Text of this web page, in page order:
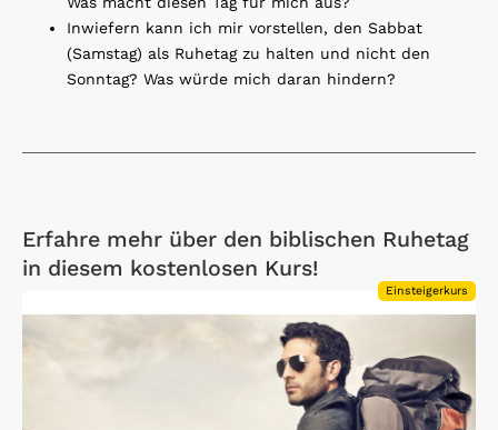
Inwiefern kann ich mir vorstellen, den Sabbat
(Samstag) als Ruhetag zu halten und nicht den
Sonntag? Was würde mich daran hindern?
Erfahre mehr über den biblischen Ruhetag
in diesem kostenlosen Kurs!
Einsteigerkurs